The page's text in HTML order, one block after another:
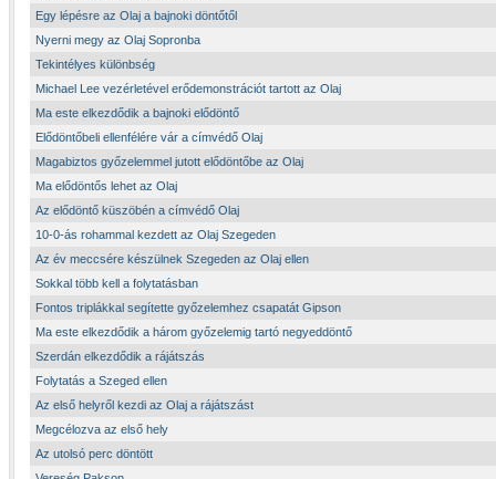
Egy lépésre az Olaj a bajnoki döntőtől
Nyerni megy az Olaj Sopronba
Tekintélyes különbség
Michael Lee vezérletével erődemonstrációt tartott az Olaj
Ma este elkezdődik a bajnoki elődöntő
Elődöntőbeli ellenfélére vár a címvédő Olaj
Magabiztos győzelemmel jutott elődöntőbe az Olaj
Ma elődöntős lehet az Olaj
Az elődöntő küszöbén a címvédő Olaj
10-0-ás rohammal kezdett az Olaj Szegeden
Az év meccsére készülnek Szegeden az Olaj ellen
Sokkal több kell a folytatásban
Fontos triplákkal segítette győzelemhez csapatát Gipson
Ma este elkezdődik a három győzelemig tartó negyeddöntő
Szerdán elkezdődik a rájátszás
Folytatás a Szeged ellen
Az első helyről kezdi az Olaj a rájátszást
Megcélozva az első hely
Az utolsó perc döntött